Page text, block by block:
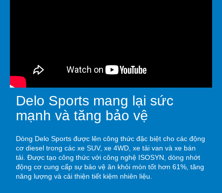
Delo Sports mang lại sức
mạnh và tăng bảo vệ
Dòng Delo Sports được lên công thức đặc biệt cho các động
cơ diesel trong các xe SUV, xe 4WD, xe tải van và xe bán
tải. Được tạo công thức với công nghệ ISOSYN, dòng nhớt
động cơ cung cấp sự bảo vệ ăn khỏi mòn tốt hơn 61%, tăng
năng lượng và cải thiện tiết kiệm nhiên liệu.